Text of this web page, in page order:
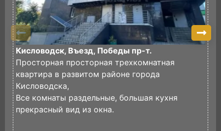
Кисловодск, Въезд, Победы пр-т.
Просторная просторная трехкомнатная
квартира в развитом районе города
Кисловодска,
Все комнаты раздельные, большая кухня
прекрасный вид из окна.